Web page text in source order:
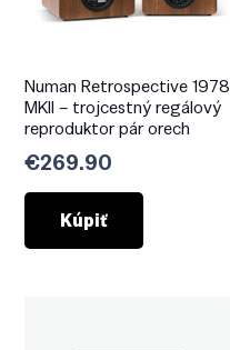
Numan Retrospective 1978
MKII – trojcestný regálový
reproduktor pár orech
€269.90
Kúpiť